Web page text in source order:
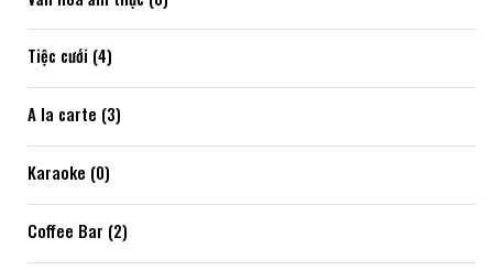
Tiệc cưới (4)
A la carte (3)
Karaoke (0)
Coffee Bar (2)